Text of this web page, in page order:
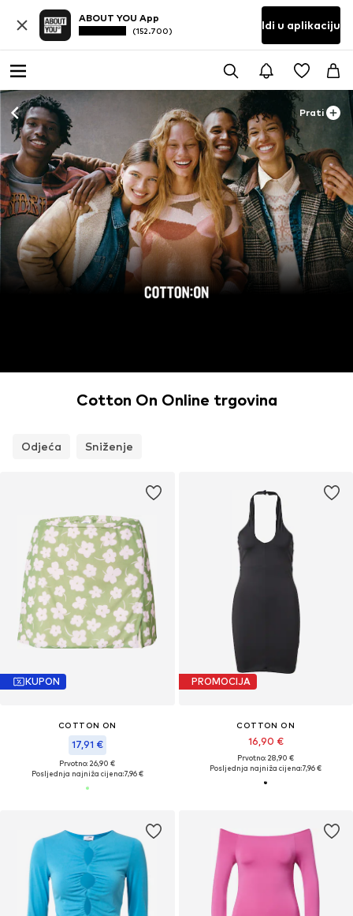
ABOUT YOU App
(152.700) Idi u aplikaciju
Prati
Cotton On Online trgovina
Odjeća Sniženje
KUPON
COTTON ON
17,91 €
Prvotno: 26,90 €
Posljednja najniža cijena:7,96 €
PROMOCIJA
COTTON ON
16,90 €
Prvotno: 28,90 €
Posljednja najniža cijena:7,96 €